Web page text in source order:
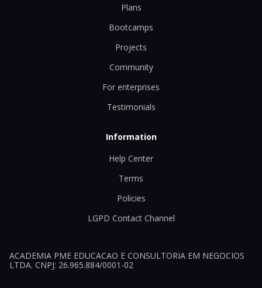
Plans
Bootcamps
Projects
Community
For enterprises
Testimonials
Information
Help Center
Terms
Policies
LGPD Contact Channel
ACADEMIA PME EDUCACAO E CONSULTORIA EM NEGOCIOS
LTDA. CNPJ: 26.965.884/0001-02